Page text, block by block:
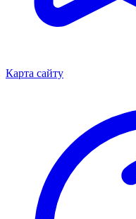
Карта сайту